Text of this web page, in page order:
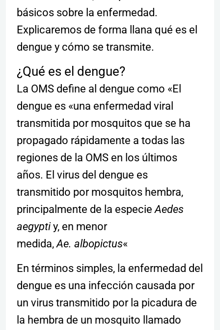
básicos sobre la enfermedad.
Explicaremos de forma llana qué es el
dengue y cómo se transmite.
¿Qué es el dengue?
La OMS define al dengue como «El
dengue es «una enfermedad viral
transmitida por mosquitos que se ha
propagado rápidamente a todas las
regiones de la OMS en los últimos
años. El virus del dengue es
transmitido por mosquitos hembra,
principalmente de la especieAedes
aegyptiy, en menor
medida,Ae. albopictus«
En términos simples, la enfermedad del
dengue es una infección causada por
un virus transmitido por la picadura de
la hembra de un mosquito llamado